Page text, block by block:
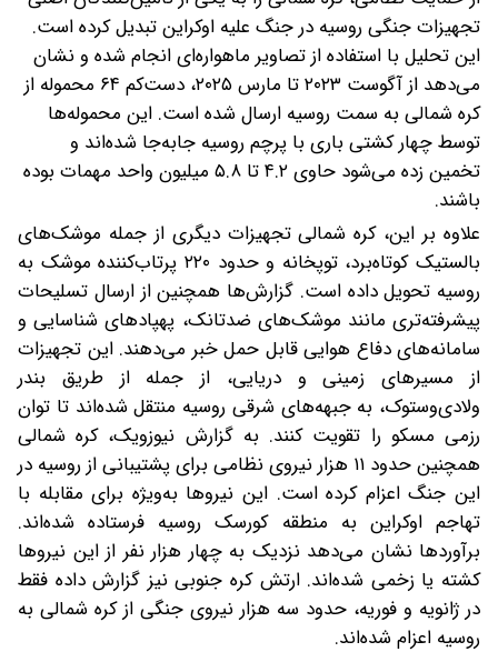
تجهیزات جنگی روسیه در جنگ علیه اوکراین تبدیل کرده است.
این تحلیل با استفاده از تصاویر ماهواره‌ای انجام شده و نشان
می‌دهد‌ از آگوست ۲۰۲۳ تا مارس ۲۰۲۵، دست‌کم ۶۴ محموله از
کره شمالی به سمت روسیه ارسال شده است. این محموله‌ها
توسط چهار کشتی باری با پرچم روسیه جابه‌جا شده‌اند و
تخمین زده می‌شود حاوی ۴.۲ تا ۵.۸ میلیون واحد مهمات بوده
باشند.
علاوه بر این، کره شمالی تجهیزات دیگری از جمله موشک‌های
بالستیک کوتاه‌برد، توپخانه و حدود ۲۲۰ پرتاب‌کننده موشک به
روسیه تحویل داده است. گزارش‌ها همچنین از ارسال تسلیحات
پیشرفته‌تری مانند موشک‌های ضدتانک، پهپادهای شناسایی و
سامانه‌های دفاع هوایی قابل‌ حمل خبر می‌دهند. این تجهیزات
از مسیرهای زمینی و دریایی، از جمله از طریق بندر
ولادی‌وستوک، به جبهه‌های شرقی روسیه منتقل شده‌اند تا توان
رزمی مسکو را تقویت کنند. به گزارش نیوزویک، کره شمالی
همچنین حدود ۱۱ هزار نیروی نظامی برای پشتیبانی از روسیه در
این جنگ اعزام کرده است. این نیروها به‌ویژه برای مقابله با
تهاجم اوکراین به منطقه کورسک روسیه فرستاده شده‌اند.
برآوردها نشان می‌دهد‌ نزدیک به چهار هزار نفر از این نیروها
کشته یا زخمی شده‌اند. ارتش کره جنوبی نیز گزارش داده‌ فقط
در ژانویه و فوریه، حدود سه هزار نیروی جنگی از کره شمالی به
روسیه اعزام شده‌اند.